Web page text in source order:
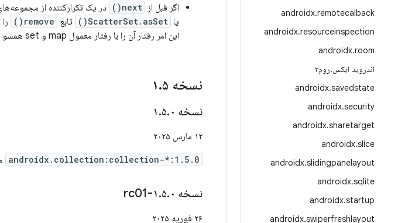
androidx.remotecalback
androidx.resourceinspection
androidx.room
اندروید ایکس.روم۳
androidx.savedstate
androidx.security
androidx.sharetarget
androidx.slice
androidx.slidingpanelayout
androidx.sqlite
androidx.startup
androidx.swiperfreshlayout
اگر قبل از next() در یک تکرارکننده از
یا ScatterSet.asSet() تابع remove()
این امر رفتار آن را با رفتار معمول map و set همسو می‌کند. (
نسخه ۱ .۵
نسخه ۱ .۵.۰
۱۲ مارس ۲۰۲۵
androidx.collection:collection-*:1.5.0
نسخه ۱ .۵.۰-rc01
۲۶ فوریه ۲۰۲۵